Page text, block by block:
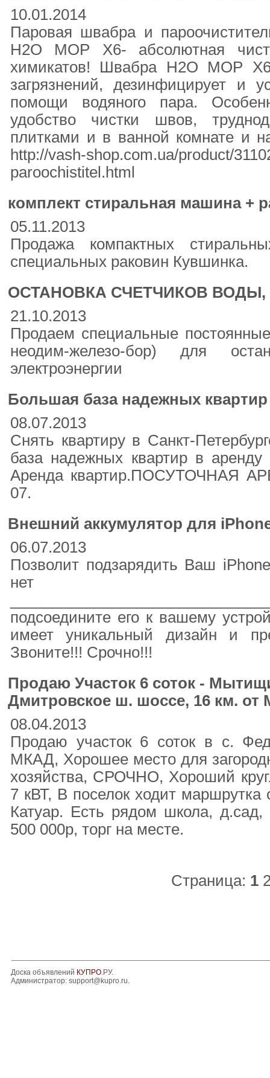
10.01.2014
Паровая швабра и
H2O MOP X6- абсолютная
химикатов! Швабра H2O MOP
загрязнений, дезинфицирует и
помощи водяного пара.
удобство чистки швов,
плитками и в ванной комнате и
http://vash-shop.com.ua/product/
paroochistitel.html
комплект стиральная машина +
05.11.2013
Продажа компактных
специальных раковин Кувшинка.
ОСТАНОВКА СЧЕТЧИКОВ ВОДЫ,
21.10.2013
Продаем специальные
неодим-железо-бор) для
электроэнергии
Большая база надежных
08.07.2013
Снять квартиру в Санкт-
база надежных квартир в
Аренда квартир.ПОСУТОЧНАЯ
07.
Внешний аккумулятор для
06.07.2013
Позволит подзарядить Ваш
нет
подсоедините его к вашему
имеет уникальный дизайн и
Звоните!!! Срочно!!!
Продаю Участок 6 соток -
Дмитровское ш. шоссе, 16 км. от
08.04.2013
Продаю участок 6 соток в с.
МКАД, Хорошее место для
хозяйства, СРОЧНО, Хороший
7 кВТ, В поселок ходит
Катуар. Есть рядом школа,
500 000р, торг на месте.
Страница: 1
Доска объявлений КУПРО.РУ.
Администратор: support@kupro.ru.